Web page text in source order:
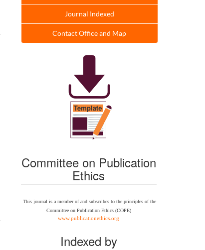
Journal Indexed
Contact Office and Map
Committee on Publication
Ethics
This journal is a member of and subscribes to theprinciples of the
Committee on Publication Ethics(COPE)
www.publicationethics.org
Indexed by